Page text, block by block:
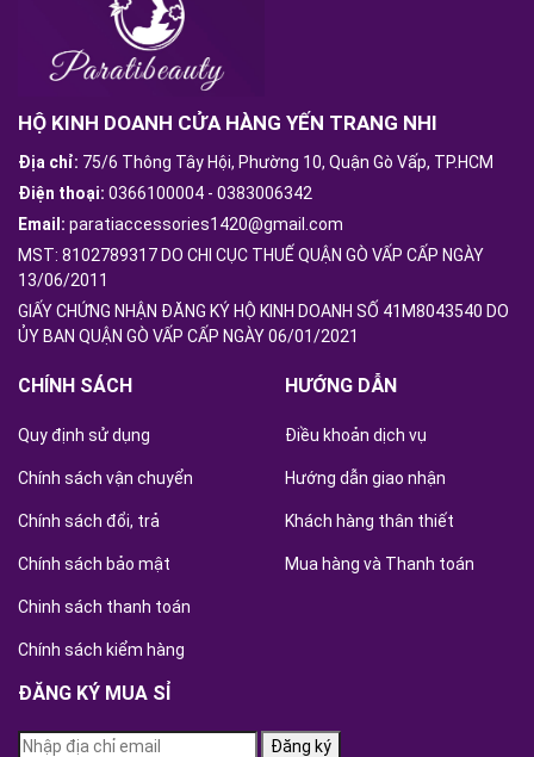
HỘ KINH DOANH CỬA HÀNG YẾN TRANG NHI
Địa chỉ: 75/6 Thông Tây Hội, Phường 10, Quận Gò Vấp, TP.HCM
Điện thoại: 0366100004 - 0383006342
Email: paratiaccessories1420@gmail.com
MST: 8102789317 DO CHI CỤC THUẾ QUẬN GÒ VẤP CẤP NGÀY
13/06/2011
GIẤY CHỨNG NHẬN ĐĂNG KÝ HỘ KINH DOANH SỐ 41M8043540 DO
ỦY BAN QUẬN GÒ VẤP CẤP NGÀY 06/01/2021
CHÍNH SÁCH
Quy định sử dụng
Chính sách vận chuyển
Chính sách đổi, trả
Chính sách bảo mật
Chinh sách thanh toán
Chính sách kiểm hàng
HƯỚNG DẪN
Điều khoản dịch vụ
Hướng dẫn giao nhận
Khách hàng thân thiết
Mua hàng và Thanh toán
ĐĂNG KÝ MUA SỈ
Đăng ký